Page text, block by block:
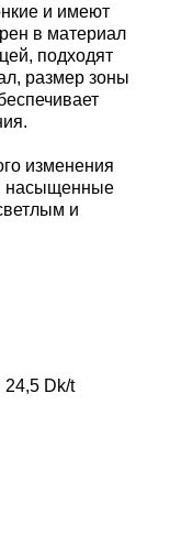
и имеют
в материал
подходят
размер зоны
изменения
насыщенные
и
24,5 Dk/t